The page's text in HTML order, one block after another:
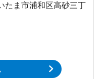
たま市浦和区高砂三丁